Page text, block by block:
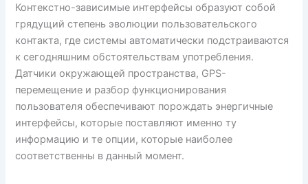
Контекстно-зависимые интерфейсы образуют собой
грядущий степень эволюции пользовательского
контакта, где системы автоматически подстраиваются
к сегодняшним обстоятельствам употребления.
Датчики окружающей пространства, GPS-
перемещение и разбор функционирования
пользователя обеспечивают порождать энергичные
интерфейсы, которые поставляют именно ту
информацию и те опции, которые наиболее
соответственны в данный момент.